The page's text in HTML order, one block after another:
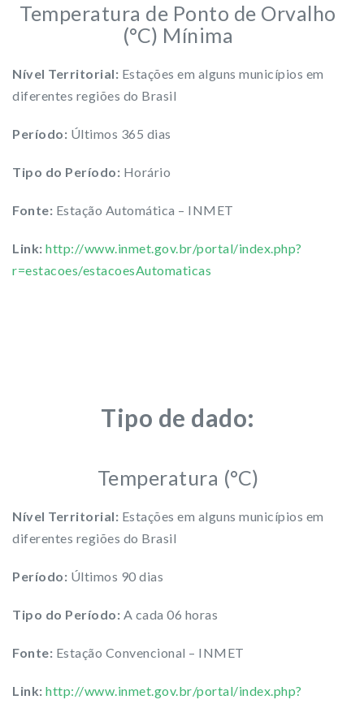
Temperatura de Ponto de Orvalho
(°C) Mínima
Nível Territorial: Estações em alguns municípios em
diferentes regiões do Brasil
Período: Últimos 365 dias
Tipo do Período: Horário
Fonte: Estação Automática – INMET
Link: http://www.inmet.gov.br/portal/index.php?
r=estacoes/estacoesAutomaticas
Tipo de dado:
Temperatura (°C)
Nível Territorial: Estações em alguns municípios em
diferentes regiões do Brasil
Período: Últimos 90 dias
Tipo do Período: A cada 06 horas
Fonte: Estação Convencional – INMET
Link: http://www.inmet.gov.br/portal/index.php?